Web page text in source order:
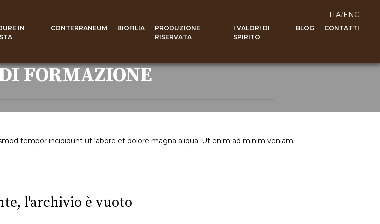
ITA/ENG
IN
CONTERRANEUM BIOFILIA
PRODUZIONE
RISERVATA
I VALORI DI
SPIRITO
BLOG CONTATTI
FORMAZIONE
tempor incididunt ut labore et dolore magna aliqua. Ut enim ad minim veniam.
l'archivio è vuoto